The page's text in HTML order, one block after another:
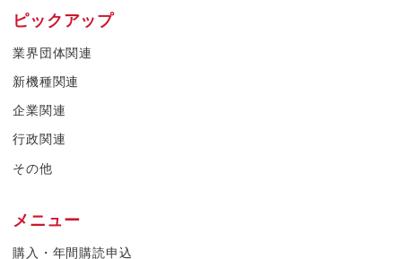
ピックアップ
業界団体関連
新機種関連
企業関連
行政関連
その他
メニュー
購入・年間購読申込